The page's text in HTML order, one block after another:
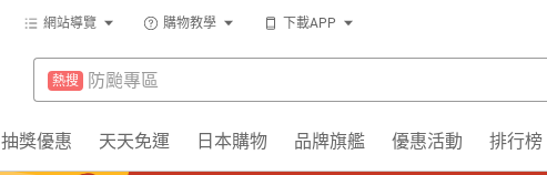
網站導覽 購物教學 下載APP
熱搜 299超取免運
熱搜 防颱專區
抽獎優惠 天天免運 日本購物 品牌旗艦 優惠活動 排行榜
熱搜 床架
熱搜 微波爐
熱搜 吹風機